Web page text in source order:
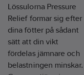
Lössulorna Pressure
Relief formar sig efter
dina fötter på sådant
sätt att din vikt
fördelas jämnare och
belastningen minskar.